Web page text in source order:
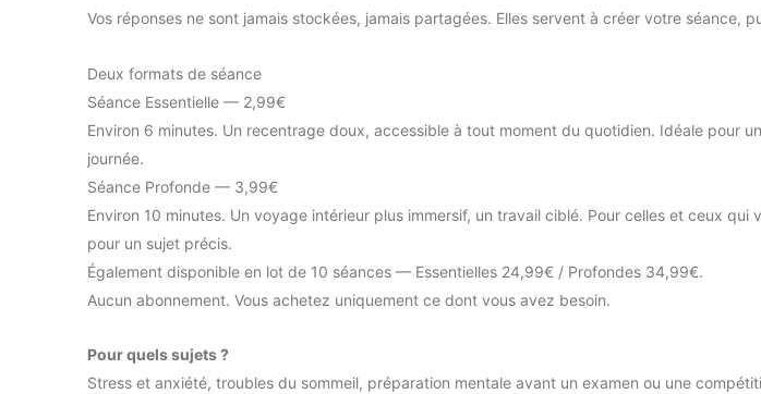
Vos réponses ne sont jamais stockées, jamais partagées. Elles servent à créer votre séance,
Deux formats de séance
Séance Essentielle — 2,99€
Environ 6 minutes. Un recentrage doux, accessible à tout moment du quotidien. Idéale pour
journée.
Séance Profonde — 3,99€
Environ 10 minutes. Un voyage intérieur plus immersif, un travail ciblé. Pour celles et ceux
pour un sujet précis.
Également disponible en lot de 10 séances — Essentielles 24,99€ / Profondes 34,99€.
Aucun abonnement. Vous achetez uniquement ce dont vous avez besoin.
Pour quels sujets ?
Stress et anxiété, troubles du sommeil, préparation mentale avant un examen ou une